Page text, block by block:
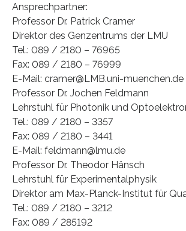
Ansprechpartner:
Professor Dr. Patrick Cramer
Direktor des Genzentrums der LMU
Tel.: 089 / 2180 – 76965
Fax: 089 / 2180 – 76999
E-Mail: cramer@LMB.uni-muenchen.de
Professor Dr. Jochen Feldmann
Lehrstuhl für Photonik und
Tel.: 089 / 2180 – 3357
Fax: 089 / 2180 – 3441
E-Mail: feldmann@lmu.de
Professor Dr. Theodor Hänsch
Lehrstuhl für Experimentalphysik
Direktor am Max-Planck-Institut für
Tel.: 089 / 2180 – 3212
Fax: 089 / 285192